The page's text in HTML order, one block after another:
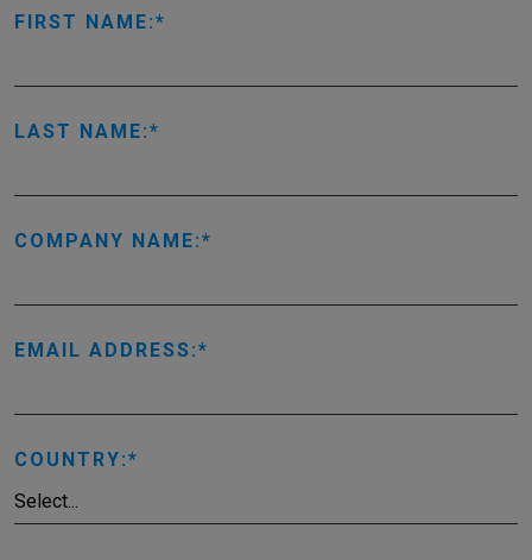
FIRST NAME:
LAST NAME:
COMPANY NAME:
EMAIL ADDRESS:
COUNTRY: